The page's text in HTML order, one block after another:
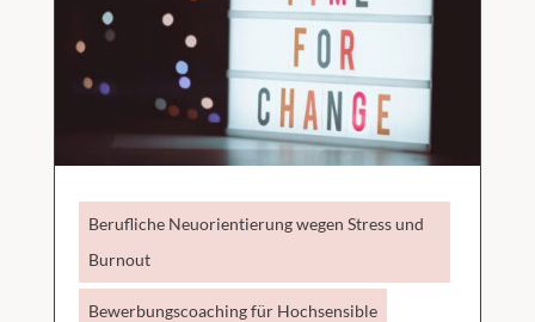
Berufliche Neuorientierung wegen Stress und
Burnout
Bewerbungscoaching für Hochsensible